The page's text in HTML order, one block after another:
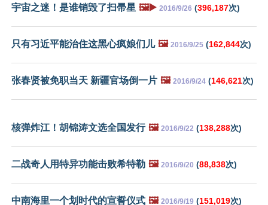
宇宙之迷！是谁销毁了扫帚星 🖼️▶️ 2016/9/26 (396,187次)
只有习近平能治住这黑心疯娘们儿 🖼️ 2016/9/25 (162,844次)
张春贤被免职当天 新疆官场倒一片 🖼️ 2016/9/24 (146,621次)
核弹炸江！胡锦涛文选全国发行 🖼️ 2016/9/22 (138,288次)
二战奇人用特异功能击败希特勒 🖼️ 2016/9/20 (88,838次)
中南海里一个划时代的宣誓仪式 🖼️ 2016/9/19 (151,019次)